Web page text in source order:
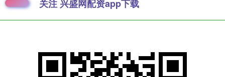
关注 兴盛网配资app下载